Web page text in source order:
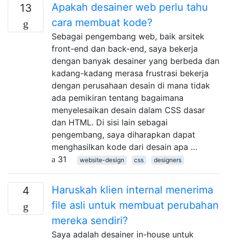
13
Apakah desainer web perlu tahu
cara membuat kode?
Sebagai pengembang web, baik arsitek
front-end dan back-end, saya bekerja
dengan banyak desainer yang berbeda dan
kadang-kadang merasa frustrasi bekerja
dengan perusahaan desain di mana tidak
ada pemikiran tentang bagaimana
menyelesaikan desain dalam CSS dasar
dan HTML. Di sisi lain sebagai
pengembang, saya diharapkan dapat
menghasilkan kode dari desain apa …
31
website-design css designers
4
Haruskah klien internal menerima
file asli untuk membuat perubahan
mereka sendiri?
Saya adalah desainer in-house untuk